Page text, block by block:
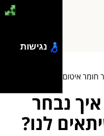
איטום שיתאים לנו?
נבחר
לנו?
נגישות